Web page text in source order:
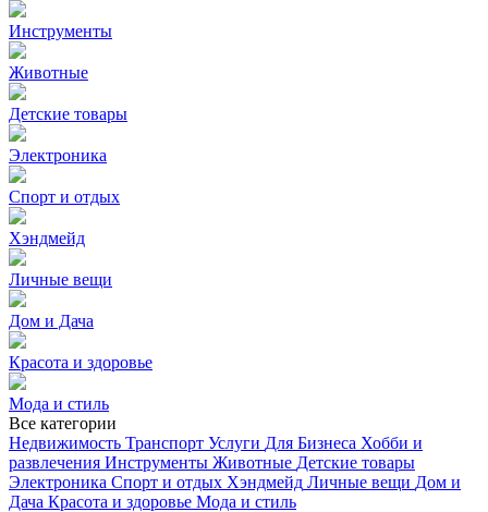
Инструменты
Животные
Детские товары
Электроника
Спорт и отдых
Хэндмейд
Личные вещи
Дом и Дача
Красота и здоровье
Мода и стиль
Все категории
Недвижимость Транспорт Услуги Для Бизнеса Хобби и
развлечения Инструменты Животные Детские товары
Электроника Спорт и отдых Хэндмейд Личные вещи Дом и
Дача Красота и здоровье Мода и стиль